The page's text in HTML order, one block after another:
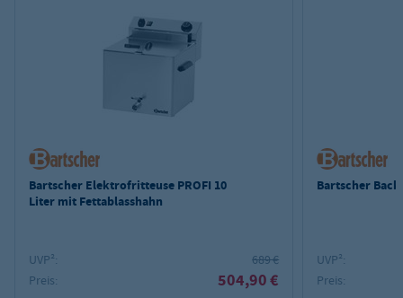
Bartscher Elektrofritteuse PROFI 10
Liter mit Fettablasshahn
UVP²:
689 €
Preis:
504,90 €
Bartscher
UVP²:
Preis: